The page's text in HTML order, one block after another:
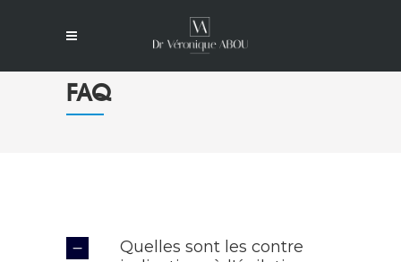
FAQ
Quelles sont les contre